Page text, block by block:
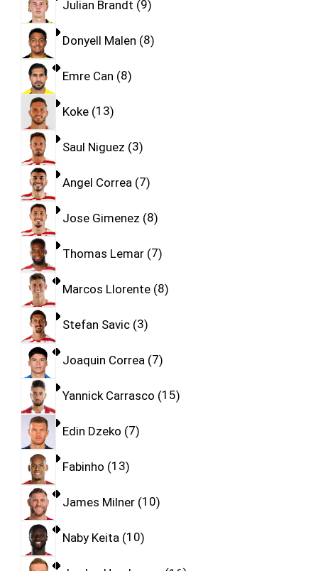
Julian Brandt 9
Donyell Malen 8
Emre Can 8
Koke 13
Saul Niguez 3
Angel Correa 7
Jose Gimenez 8
Thomas Lemar 7
Marcos Llorente 8
Stefan Savic 3
Joaquin Correa 7
Yannick Carrasco 15
Edin Dzeko 7
Fabinho 13
James Milner 10
Naby Keita 10